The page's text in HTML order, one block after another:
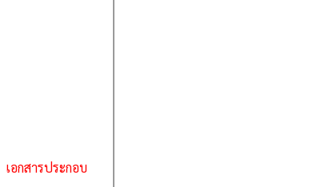
เอกสารประกอบ